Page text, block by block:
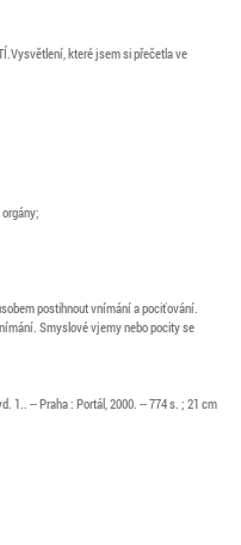
které jsem si přečetla ve
postihnout vnímání a pociťování.
Smyslové vjemy nebo pocity se
1.. -- Praha : Portál, 2000. -- 774 s. ; 21 cm